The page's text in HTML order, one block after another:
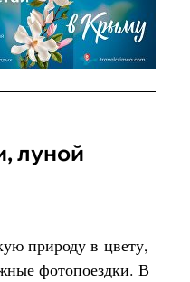
природу в цвету,
фотопоездки. В